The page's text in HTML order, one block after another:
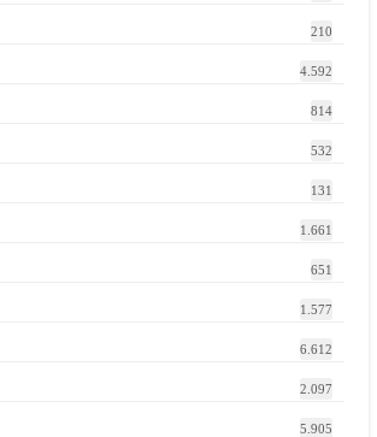
210
4.592
814
532
131
1.661
651
1.577
6.612
2.097
5.905